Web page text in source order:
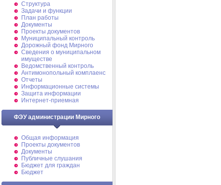
Структура
Задачи и функции
План работы
Документы
Проекты документов
Муниципальный контроль
Дорожный фонд Мирного
Cведения о муниципальном
имуществе
Ведомственный контроль
Антимонопольный комплаенс
Отчеты
Информационные системы
Защита информации
Интернет-приемная
ФЭУ администрации Мирного
Общая информация
Проекты документов
Документы
Публичные слушания
Бюджет для граждан
Бюджет